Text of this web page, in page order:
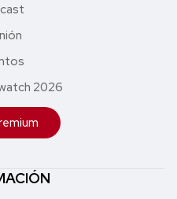
2026